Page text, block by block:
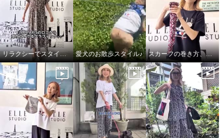
リラクシーでスタイルアップしてくれるワンピース♪ 愛犬のお散歩スタイル♪ スカーフの巻き方、簡単2通りです♪